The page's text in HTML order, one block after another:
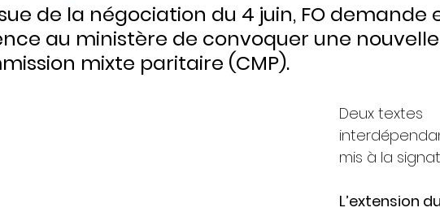
de la négociation du 4 juin, FO demande
au ministère de convoquer une
mixte paritaire (CMP).
Deux textes
mis à la
L’extension